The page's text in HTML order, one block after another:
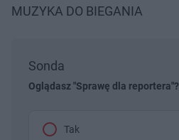
MUZYKA DO BIEGANIA
Sonda
Oglądasz "Sprawę dla reportera"?
Tak